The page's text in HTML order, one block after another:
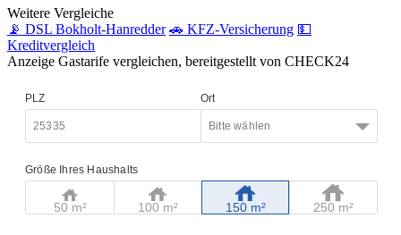
Weitere Vergleiche
📡 DSL Bokholt-Hanredder 🚗 KFZ-Versicherung 💵
Kreditvergleich
Anzeige Gastarife vergleichen, bereitgestellt von CHECK24